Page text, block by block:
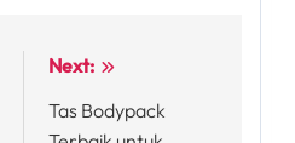
Next:
Tas Bodypack